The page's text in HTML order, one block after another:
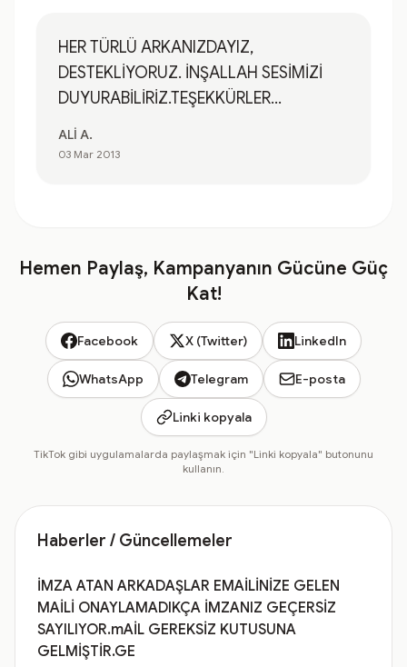
HER TÜRLÜ ARKANIZDAYIZ,
DESTEKLİYORUZ. İNŞALLAH SESİMİZİ
DUYURABİLİRİZ.TEŞEKKÜRLER...
ALİ A.
03 Mar 2013
Hemen Paylaş, Kampanyanın Gücüne Güç
Kat!
Facebook X (Twitter) LinkedIn
WhatsApp Telegram E-posta
Linki kopyala
TikTok gibi uygulamalarda paylaşmak için "Linki kopyala" butonunu
kullanın.
Haberler / Güncellemeler
İMZA ATAN ARKADAŞLAR EMAİLİNİZE GELEN
MAİLİ ONAYLAMADIKÇA İMZANIZ GEÇERSİZ
SAYILIYOR.mAİL GEREKSİZ KUTUSUNA
GELMİŞTİR.GE